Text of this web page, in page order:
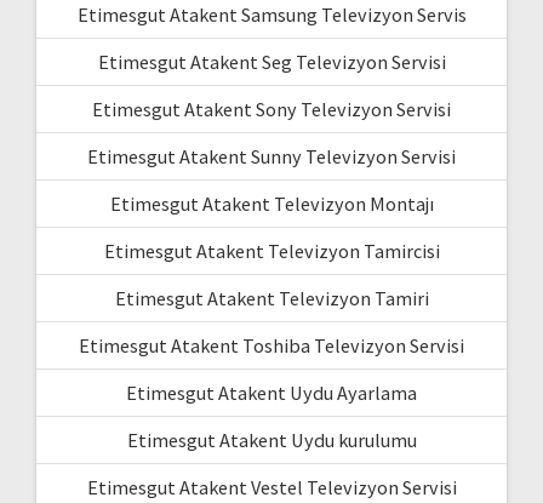
Etimesgut Atakent Samsung Televizyon Servis
Etimesgut Atakent Seg Televizyon Servisi
Etimesgut Atakent Sony Televizyon Servisi
Etimesgut Atakent Sunny Televizyon Servisi
Etimesgut Atakent Televizyon Montajı
Etimesgut Atakent Televizyon Tamircisi
Etimesgut Atakent Televizyon Tamiri
Etimesgut Atakent Toshiba Televizyon Servisi
Etimesgut Atakent Uydu Ayarlama
Etimesgut Atakent Uydu kurulumu
Etimesgut Atakent Vestel Televizyon Servisi